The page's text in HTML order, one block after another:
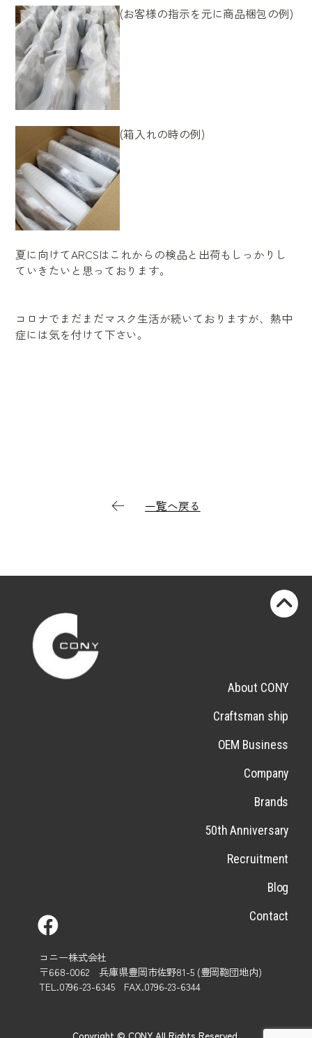
(お客様の指示を元に商品梱包の例)
(箱入れの時の例)
夏に向けてARCSはこれからの検品と出荷もしっかりし
ていきたいと思っております。
コロナでまだまだマスク生活が続いておりますが、熱中
症には気を付けて下さい。
一覧へ戻る
About CONY
Craftsman ship
OEM Business
Company
Brands
50th Anniversary
Recruitment
Blog
Contact
コニー株式会社
〒668-0062 兵庫県豊岡市佐野81-5 (豊岡鞄団地内)
TEL.0796-23-6345 FAX.0796-23-6344